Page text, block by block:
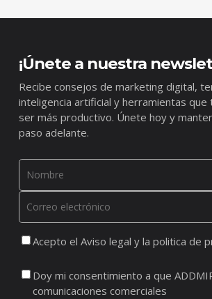
¡Únete a nuestra
Recibe consejos de marketing digital,
inteligencia artificial y herramientas que
ser más productivo. Únete hoy y
paso adelante.
Acepto el Aviso legal y la politica de
Doy mi consentimiento a que
comunicaciones comerciales